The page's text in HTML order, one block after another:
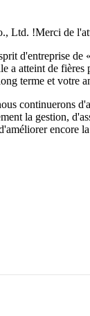
Ltd. !Merci de
d'entreprise
a atteint de
terme et votre
continuerons
la gestion,
encore